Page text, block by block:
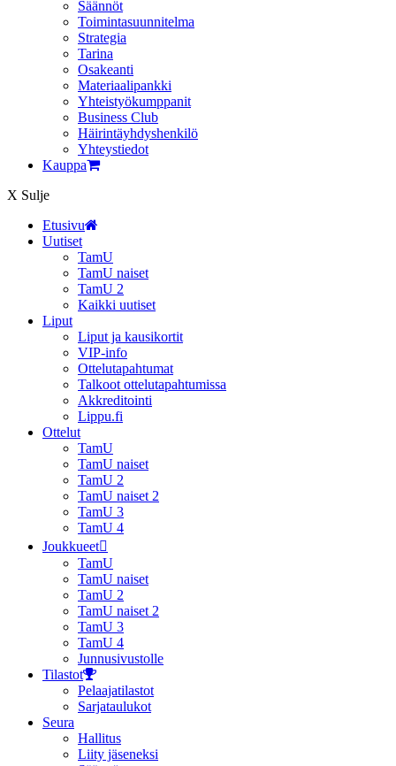
Säännöt
Toimintasuunnitelma
Strategia
Tarina
Osakeanti
Materiaalipankki
Yhteistyö­kumppanit
Business Club
Häirintä­yhdyshenkilö
Yhteystiedot
Kauppa
X Sulje
Etusivu
Uutiset
TamU
TamU naiset
TamU 2
Kaikki uutiset
Liput
Liput ja kausikortit
VIP-info
Ottelutapahtumat
Talkoot ottelutapahtumissa
Akkreditointi
Lippu.fi
Ottelut
TamU
TamU naiset
TamU 2
TamU naiset 2
TamU 3
TamU 4
Joukkueet
TamU
TamU naiset
TamU 2
TamU naiset 2
TamU 3
TamU 4
Junnusivustolle
Tilastot
Pelaajatilastot
Sarjataulukot
Seura
Hallitus
Liity jäseneksi